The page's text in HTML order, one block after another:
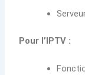
Pour l’IPTV :